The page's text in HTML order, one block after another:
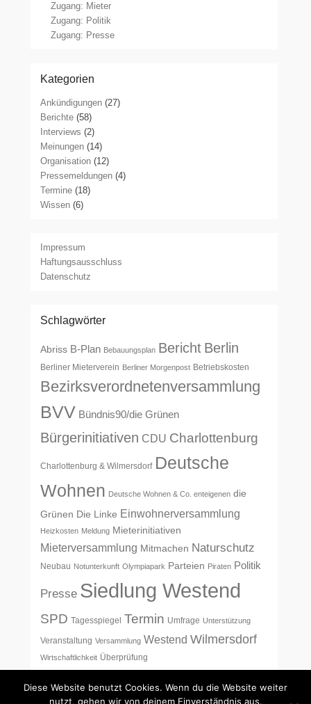
Zugang: Mieter
Zugang: Politik
Zugang: Presse
Kategorien
Ankündigungen (27)
Berichte (58)
Interviews (2)
Meinungen (14)
Organisation (12)
Pressemeldungen (4)
Termine (18)
Wissen (6)
Impressum
Haftungsausschluss
Datenschutz
Schlagwörter
Abriss B-Plan Bebauungsplan Bericht Berlin
Berliner Mieterverein Berliner Morgenpost Betriebskosten
Bezirksverordnetenversammlung
BVV Bündnis90/die Grünen
Bürgerinitiativen CDU Charlottenburg
Charlottenburg & Wilmersdorf Deutsche
Wohnen Deutsche Wohnen & Co. enteigenen die
Grünen Die Linke Einwohnerversammlung
Heizkosten Meldung Mieterinitiativen
Mieterversammlung Mitmachen Naturschutz
Neubau Notunterkunft Olympiapark Parteien Piraten Politik
Presse Siedlung Westend
SPD Tagesspiegel Termin Umfrage Unterstützung
Veranstaltung Versammlung Westend Wilmersdorf
Wirtschaftlichkeit Überprüfung
Diese Website benutzt Cookies. Wenn du die Website weiter
nutzt, gehen wir von deinem Einverständnis aus.